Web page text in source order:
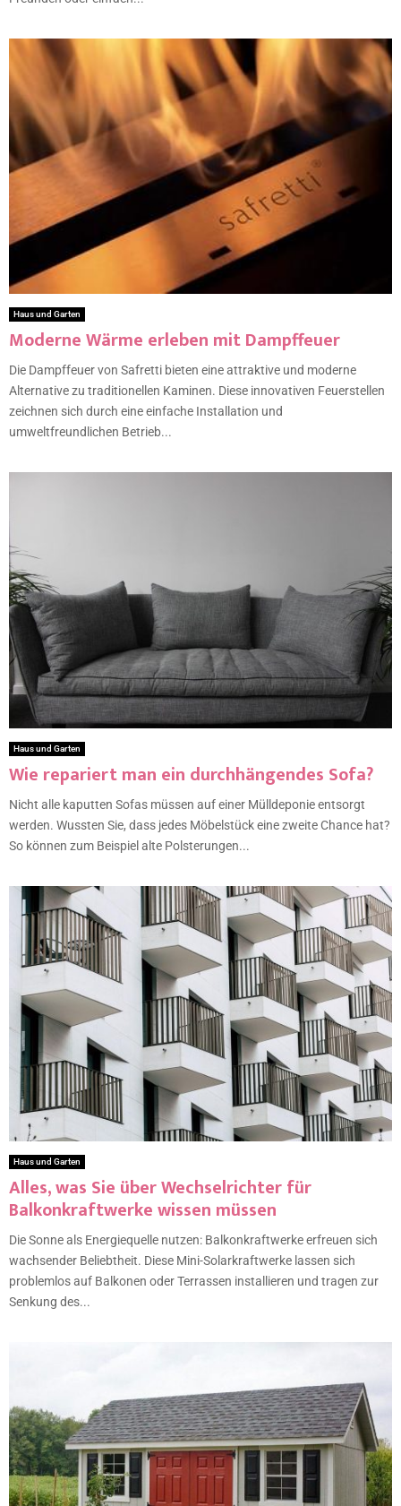
Haus und Garten
Moderne Wärme erleben mit Dampffeuer
Die Dampffeuer von Safretti bieten eine attraktive und moderne
Alternative zu traditionellen Kaminen. Diese innovativen Feuerstellen
zeichnen sich durch eine einfache Installation und
umweltfreundlichen Betrieb...
Haus und Garten
Wie repariert man ein durchhängendes Sofa?
Nicht alle kaputten Sofas müssen auf einer Mülldeponie entsorgt
werden. Wussten Sie, dass jedes Möbelstück eine zweite Chance hat?
So können zum Beispiel alte Polsterungen...
Haus und Garten
Alles, was Sie über Wechselrichter für
Balkonkraftwerke wissen müssen
Die Sonne als Energiequelle nutzen: Balkonkraftwerke erfreuen sich
wachsender Beliebtheit. Diese Mini-Solarkraftwerke lassen sich
problemlos auf Balkonen oder Terrassen installieren und tragen zur
Senkung des...